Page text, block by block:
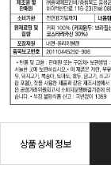
상품 상세 정보